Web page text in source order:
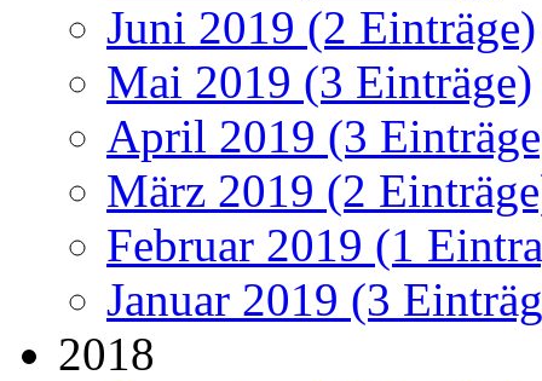
Juni 2019 (2 Einträge)
Mai 2019 (3 Einträge)
April 2019 (3
März 2019 (2
Februar 2019 (1
Januar 2019 (3
2018